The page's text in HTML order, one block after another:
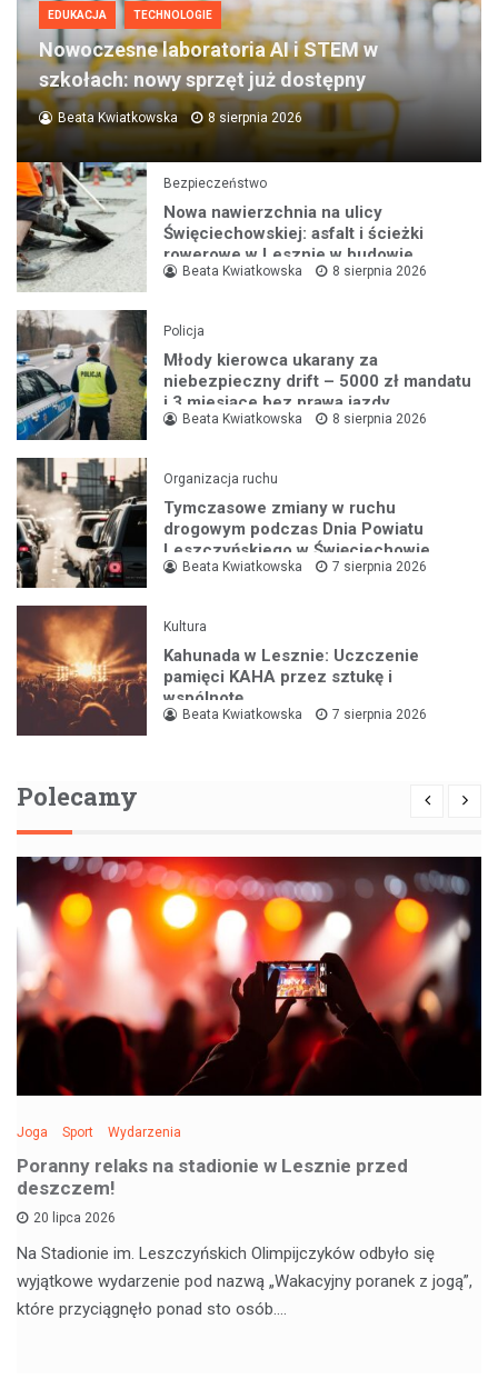
EDUKACJA TECHNOLOGIE
Nowoczesne laboratoria AI i STEM w
szkołach: nowy sprzęt już dostępny
Beata Kwiatkowska 8 sierpnia 2026
Bezpieczeństwo
Nowa nawierzchnia na ulicy
Święciechowskiej: asfalt i ścieżki
rowerowe w Lesznie w budowie
Beata Kwiatkowska 8 sierpnia 2026
Policja
Młody kierowca ukarany za
niebezpieczny drift – 5000 zł mandatu
i 3 miesiące bez prawa jazdy
Beata Kwiatkowska 8 sierpnia 2026
Organizacja ruchu
Tymczasowe zmiany w ruchu
drogowym podczas Dnia Powiatu
Leszczyńskiego w Święciechowie
Beata Kwiatkowska 7 sierpnia 2026
Kultura
Kahunada w Lesznie: Uczczenie
pamięci KAHA przez sztukę i
wspólnotę
Beata Kwiatkowska 7 sierpnia 2026
Polecamy
Joga Sport Wydarzenia
Poranny relaks na stadionie w Lesznie przed
deszczem!
20 lipca 2026
Na Stadionie im. Leszczyńskich Olimpijczyków odbyło się
wyjątkowe wydarzenie pod nazwą „Wakacyjny poranek z jogą”,
które przyciągnęło ponad sto osób.…